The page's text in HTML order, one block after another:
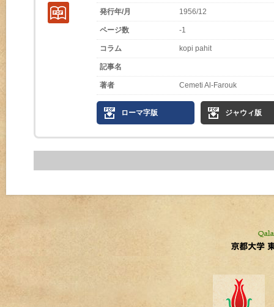
発行年/月 1956/12
ページ数 -1
コラム kopi pahit
記事名
著者 Cemeti Al-Farouk
ローマ字版 ジャウィ版